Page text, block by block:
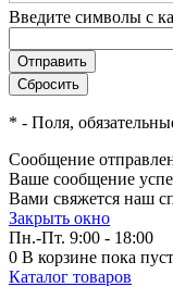
Введите символы с
* - Поля,
Сообщение
Ваше сообщение
Вами свяжется наш
Закрыть окно
Пн.-Пт. 9:00 - 18:00
0 В корзине пока
Каталог товаров